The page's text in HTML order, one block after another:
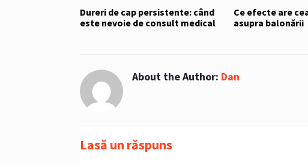
Dureri de cap persistente: când
este nevoie de consult medical
Ce efecte are
asupra balonării
About the Author: Dan
Lasă un răspuns